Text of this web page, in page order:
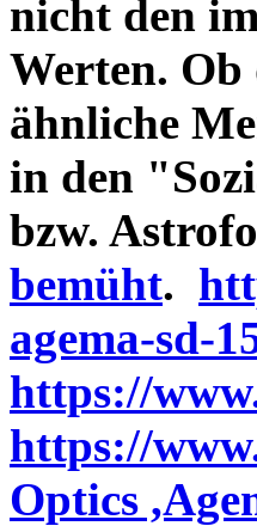
nicht den
Werten.
ähnliche
in den
bzw.
bemüht.
agema-sd-
https://
https://
Optics